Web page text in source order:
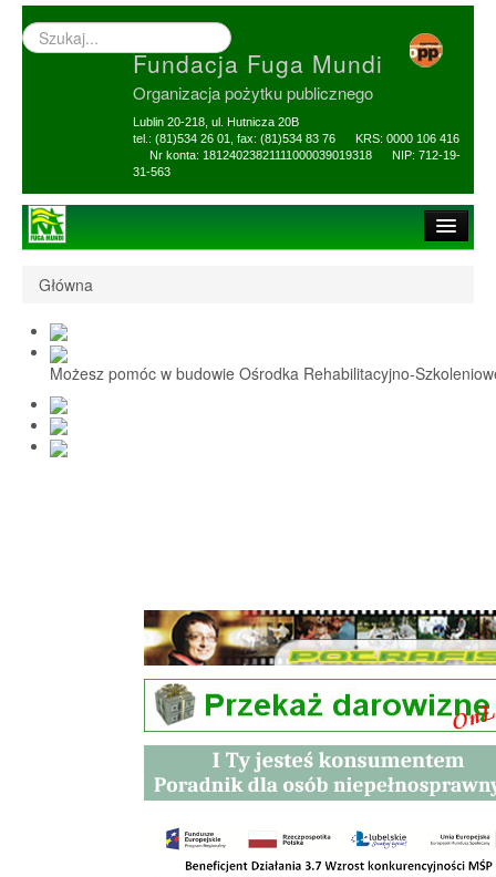
Wyszukiwarka
–
Fundacja Fuga Mundi
Organizacja pożytku publicznego
Lublin 20-218, ul. Hutnicza 20B
tel.: (81)534 26 01, fax: (81)534 83 76 KRS: 0000 106 416
Nr konta: 18124023821111000039019318 NIP: 712-19-
31-563
1,5% i darowizny
Nasi Beneficjenci
Ośrodek Reh-Szkol
Sprawozdania
Główna
Możesz pomóc w budowie Ośrodka Rehabilitacyjno-